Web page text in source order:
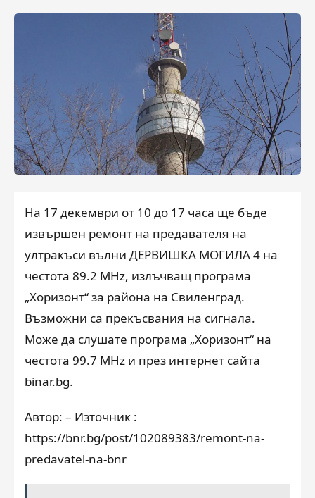
На 17 декември от 10 до 17 часа ще бъде
извършен ремонт на предавателя на
ултракъси вълни ДЕРВИШКА МОГИЛА 4 на
честота 89.2 MHz, излъчващ програма
„Хоризонт“ за района на Свиленград.
Възможни са прекъсвания на сигнала.
Може да слушате програма „Хоризонт“ на
честота 99.7 MHz и през интернет сайта
binar.bg.
Автор: – Източник :
https://bnr.bg/post/102089383/remont-na-
predavatel-na-bnr